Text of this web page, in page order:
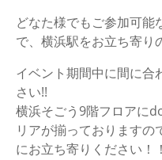
どなた様でもご参加可能
で、横浜駅をお立ち寄り
イベント期間中に間に合
さい!!
横浜そごう9階フロアに
リアが揃っておりますの
にお立ち寄りください！！